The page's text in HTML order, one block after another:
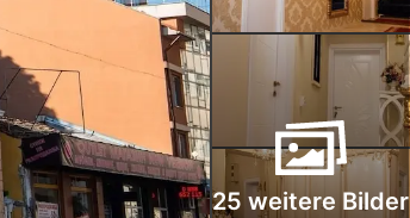
25 weitere Bilder